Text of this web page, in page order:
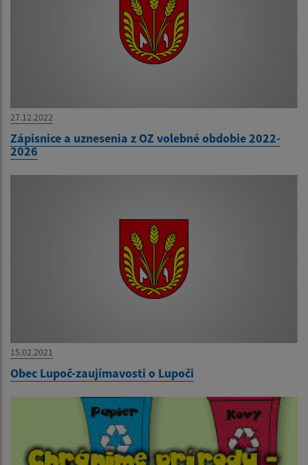
27.12.2022
Zápisnice a uznesenia z OZ volebné obdobie 2022-
2026
15.02.2021
Obec Lupoč-zaujímavosti o Lupoči